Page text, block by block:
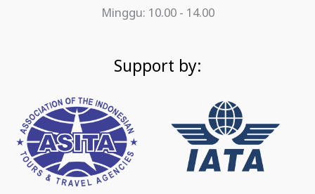
Minggu: 10.00 - 14.00
Support by: